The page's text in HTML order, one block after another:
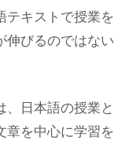
テキストで授業を
伸びるのではない
、日本語の授業と
章を中心に学習を